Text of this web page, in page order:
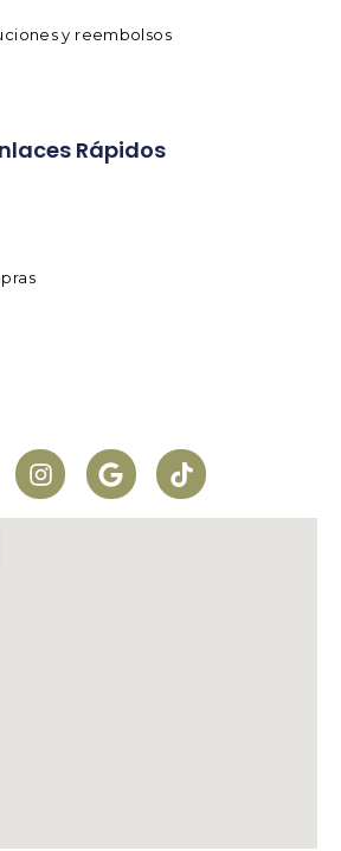
y reembolsos
Rápidos